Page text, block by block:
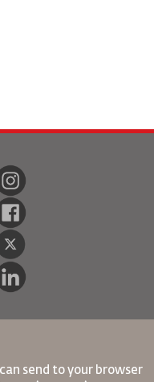
send to your browser